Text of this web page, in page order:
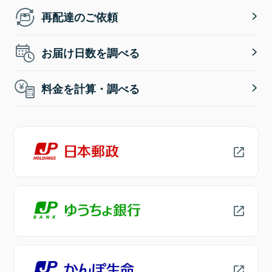
再配達のご依頼
お届け日数を調べる
料金を計算・調べる